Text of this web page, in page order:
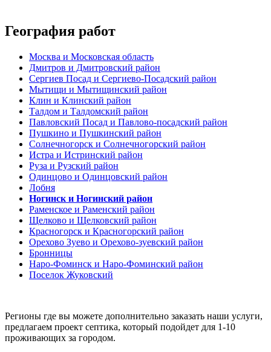
География работ
Москва и Московская область
Дмитров и Дмитровский район
Сергиев Посад и Сергиево-Посадский район
Мытищи и Мытищинский район
Клин и Клинский район
Талдом и Талдомский район
Павловский Посад и Павлово-посадский район
Пушкино и Пушкинский район
Солнечногорск и Солнечногорский район
Истра и Истринский район
Руза и Рузский район
Одинцово и Одинцовский район
Лобня
Ногинск и Ногинский район
Раменское и Раменский район
Щелково и Щелковский район
Красногорск и Красногорский район
Орехово Зуево и Орехово-зуевский район
Бронницы
Наро-Фоминск и Наро-Фоминский район
Поселок Жуковский
Регионы где вы можете дополнительно заказать наши услуги,
предлагаем проект септика, который подойдет для 1-10
проживающих за городом.